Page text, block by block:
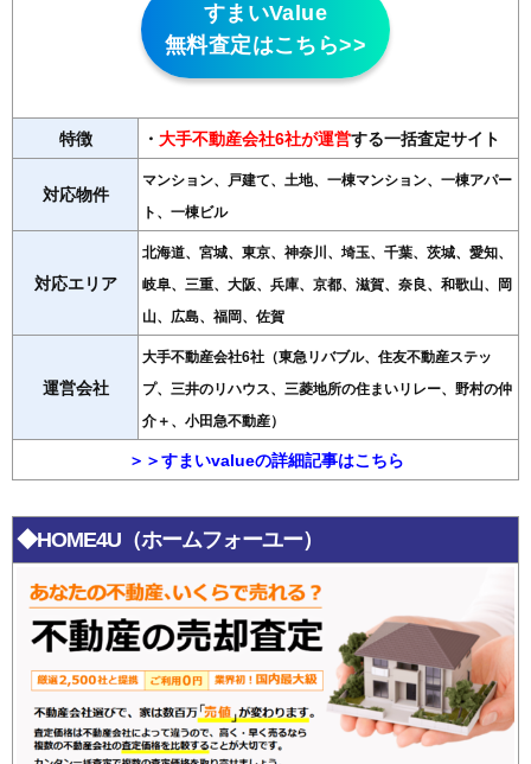
すまいValue
無料査定はこちら>>
特徴 ・ 大手不動産会社6社が運営する一括査定サイト
対応物件
マンション、戸建て、土地、一棟マンション、一棟アパー
ト、一棟ビル
対応エリア
北海道、宮城、東京、神奈川、埼玉、千葉、茨城、愛知、
岐阜、三重、大阪、兵庫、京都、滋賀、奈良、和歌山、岡
山、広島、福岡、佐賀
運営会社
大手不動産会社6社（東急リバブル、住友不動産ステッ
プ、三井のリハウス、三菱地所の住まいリレー、野村の仲
介＋、小田急不動産）
＞＞すまいvalueの詳細記事はこちら
◆HOME4U（ホームフォーユー）